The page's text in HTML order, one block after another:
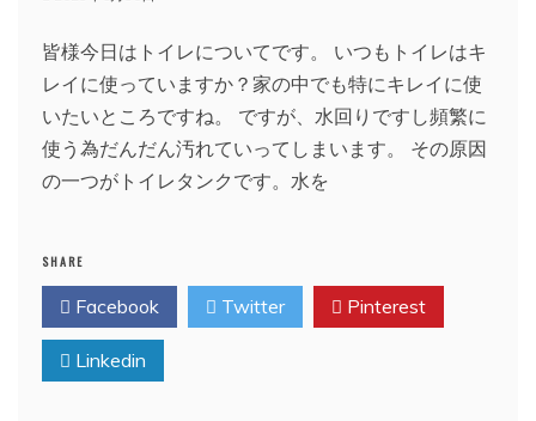
皆様今日はトイレについてです。 いつもトイレはキ
レイに使っていますか？家の中でも特にキレイに使
いたいところですね。 ですが、水回りですし頻繁に
使う為だんだん汚れていってしまいます。 その原因
の一つがトイレタンクです。水を
SHARE
Facebook Twitter Pinterest
Linkedin